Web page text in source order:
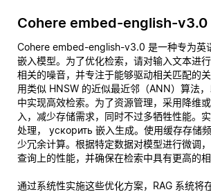
Cohere embed-english-v3.0
Cohere embed-english-v3.0 是一种专为英
嵌入模型。为了优化检索，请对输入文本进
相关的噪音，并专注于能够驱动相关匹配的
用类似 HNSW 的近似最近邻（ANN）算法
中实现高效检索。为了资源管理，采用降维
入，减少存储需求，同时不过多牺牲性能。
处理， ускорить 嵌入生成。使用缓存存储
少冗余计算。根据特定数据对模型进行微调
查询上的性能，并确保在检索中具有更高的相
通过系统性实施这些优化方案，RAG 系统将